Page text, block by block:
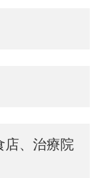
店、治療院